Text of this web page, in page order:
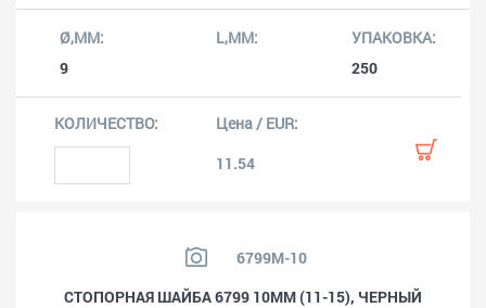
9 250
11.54
6799M-10
СТОПОРНАЯ ШАЙБА 6799 10MM (11-15), ЧЕРНЫЙ